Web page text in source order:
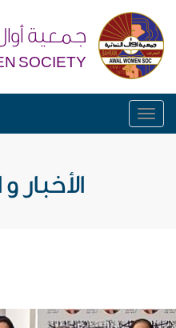
جمعية
SOCIETY
Toggle
navigation
الأخبار